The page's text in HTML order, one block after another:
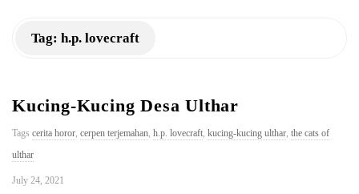
u
b
h
Tag: h.p. lovecraft
Kucing-Kucing Desa Ulthar
Tags cerita horor, cerpen terjemahan, h.p. lovecraft, kucing-kucing ulthar, the cats of
ulthar
July 24, 2021